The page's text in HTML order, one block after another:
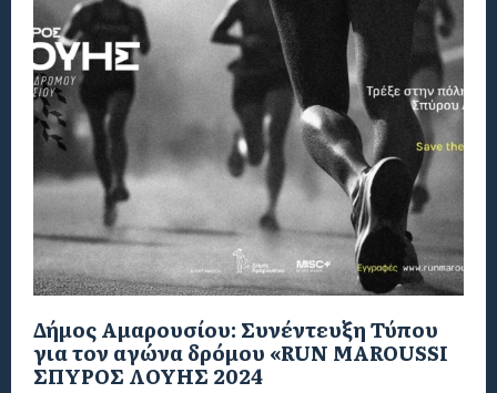
Δήμος Αμαρουσίου: Συνέντευξη Τύπου
για τον αγώνα δρόμου «RUN MAROUSSI
ΣΠΥΡΟΣ ΛΟΥΗΣ 2024